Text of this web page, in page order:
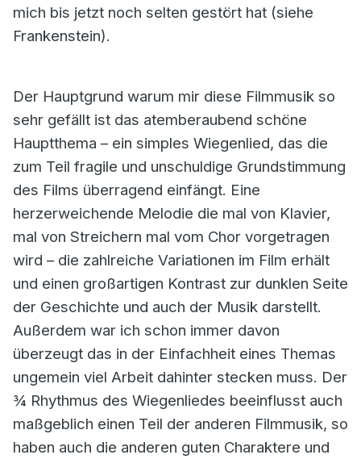
mich bis jetzt noch selten gestört hat (siehe
Frankenstein).
Der Hauptgrund warum mir diese Filmmusik so
sehr gefällt ist das atemberaubend schöne
Hauptthema – ein simples Wiegenlied, das die
zum Teil fragile und unschuldige Grundstimmung
des Films überragend einfängt. Eine
herzerweichende Melodie die mal von Klavier,
mal von Streichern mal vom Chor vorgetragen
wird – die zahlreiche Variationen im Film erhält
und einen großartigen Kontrast zur dunklen Seite
der Geschichte und auch der Musik darstellt.
Außerdem war ich schon immer davon
überzeugt das in der Einfachheit eines Themas
ungemein viel Arbeit dahinter stecken muss. Der
¾ Rhythmus des Wiegenliedes beeinflusst auch
maßgeblich einen Teil der anderen Filmmusik, so
haben auch die anderen guten Charaktere und